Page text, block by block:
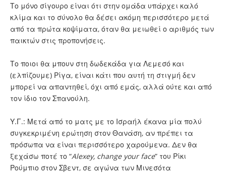
Το μόνο σίγουρο είναι ότι στην ομάδα υπάρχει καλό
κλίμα και το σύνολο θα δέσει ακόμη περισσότερο μετά
από τα πρώτα κοψίματα, όταν θα μειωθεί ο αριθμός των
παικτών στις προπονήσεις.
Το ποιοι θα μπουν στη δωδεκάδα για Λεμεσό και
(ελπίζουμε) Ρίγα, είναι κάτι που αυτή τη στιγμή δεν
μπορεί να απαντηθεί, όχι από εμάς, αλλά ούτε και από
τον ίδιο τον Σπανούλη.
Υ.Γ.: Μετά από το ματς με το Ισραήλ έκανα μία πολύ
συγκεκριμένη ερώτηση στον Θανάση, αν πρέπει τα
πρόσωπα να είναι περισσότερο χαρούμενα. Δεν θα
ξεχάσω ποτέ το “Alexey, change your face” του Ρίκι
Ρούμπιο στον Σβεντ, σε αγώνα των Μινεσότα